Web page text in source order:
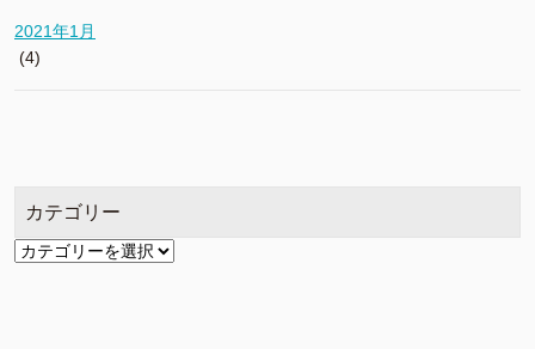
2021年1月
(4)
カテゴリー
カ